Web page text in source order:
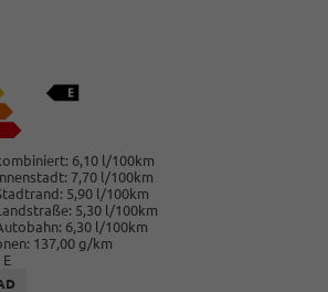
6,10 l/100km
7,70 l/100km
5,90 l/100km
5,30 l/100km
6,30 l/100km
137,00 g/km
E